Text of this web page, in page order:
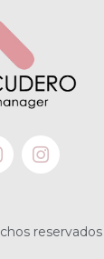
reservados